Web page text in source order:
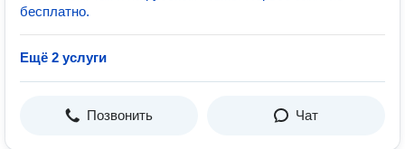
бесплатно.
Ещё 2 услуги
Позвонить Чат